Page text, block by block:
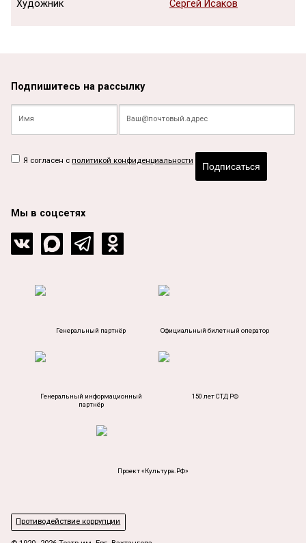
Художник Сергей Исаков
Подпишитесь на рассылку
Я согласен с политикой конфиденциальности
Подписаться
Мы в соцсетях
Генеральный партнёр Официальный билетный оператор
Генеральный информационный
партнёр
150 лет СТД РФ
Проект «Культура.РФ»
Противодействие коррупции